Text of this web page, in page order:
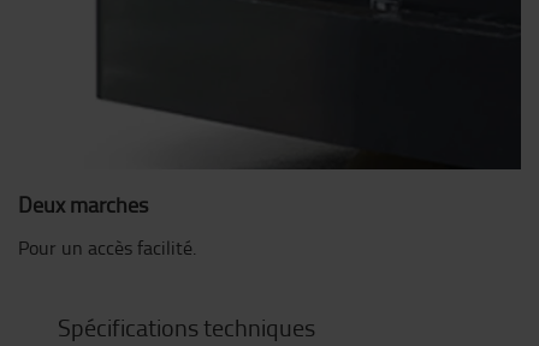
Deux marches
Pour un accès facilité.
Spécifications techniques